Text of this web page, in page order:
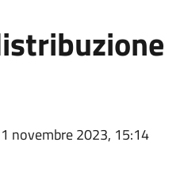
novembre 2023, 15:14